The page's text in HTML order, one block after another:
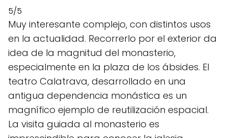
5/5
Muy interesante complejo, con distintos usos
en la actualidad. Recorrerlo por el exterior da
idea de la magnitud del monasterio,
especialmente en la plaza de los ábsides. El
teatro Calatrava, desarrollado en una
antigua dependencia monástica es un
magnífico ejemplo de reutilización espacial.
La visita guiada al monasterio es